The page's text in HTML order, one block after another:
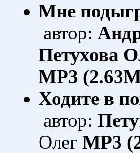
Мне
автор:
Петухова
MP3
Ходите в
автор:
Олег MP3